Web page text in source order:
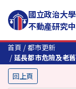
國立政治大學
不動產研究
首頁
都市更新
延長都市危險及老
減免優惠
回上頁